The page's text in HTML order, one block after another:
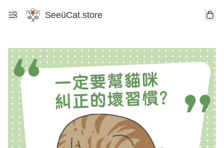
SeeüCat.store